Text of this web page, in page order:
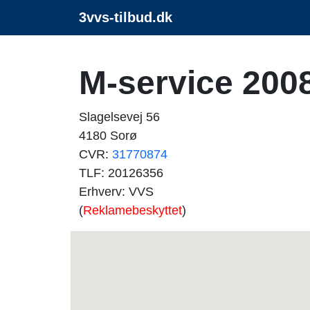
3vvs-tilbud.dk
M-service
Slagelsevej 56
4180 Sorø
CVR: 31770874
TLF: 20126356
Erhverv: VVS
(Reklamebeskyttet)